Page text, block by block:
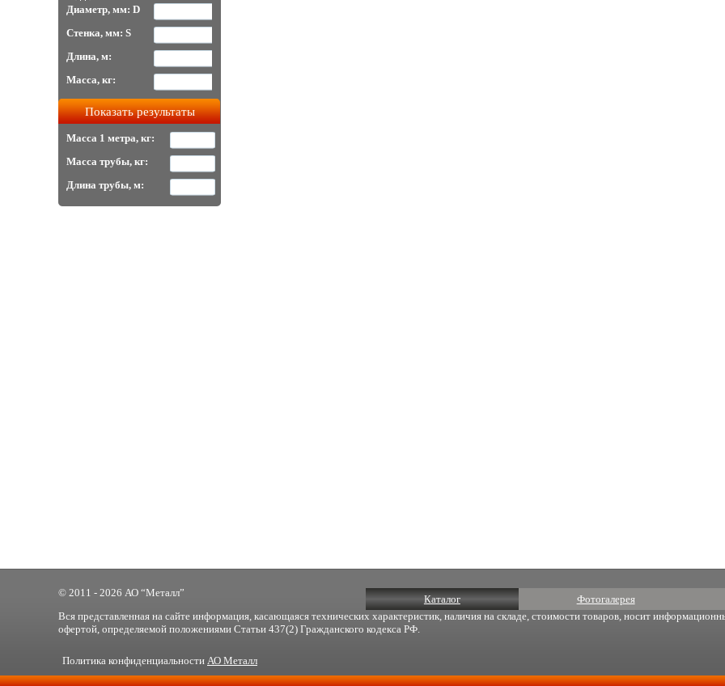
Диаметр, мм: D
Стенка, мм: S
Длина, м:
Масса, кг:
Масса 1 метра, кг:
Масса трубы, кг:
Длина трубы, м:
Каталог Фотогалерея
© 2011 - 2026 АО “Металл”
Вся представленная на сайте информация, касающаяся технических характеристик, наличия на складе, стоимости товаров, носит
офертой, определяемой положениями Статьи 437(2) Гражданского кодекса РФ.
Политика конфиденциальности АО Металл